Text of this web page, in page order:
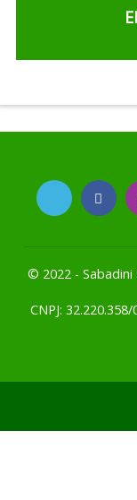
© 2022 - Sabadini
CNPJ: 32.220.358/